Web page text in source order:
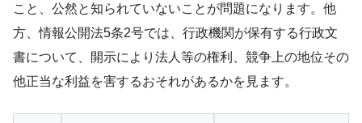
こと、公然と知られていないことが問題になります。他
方、情報公開法5条2号では、行政機関が保有する行政文
書について、開示により法人等の権利、競争上の地位その
他正当な利益を害するおそれがあるかを見ます。